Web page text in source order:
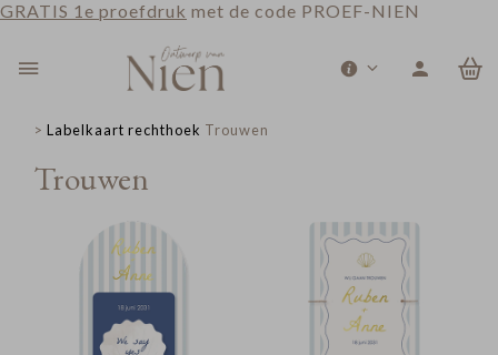
GRATIS 1e proefdruk met de code PROEF-NIEN
> Labelkaart rechthoek Trouwen
Trouwen